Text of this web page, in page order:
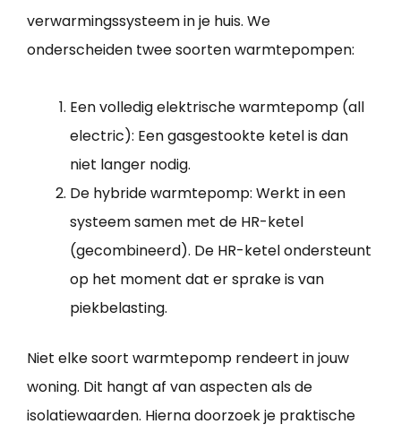
verwarmingssysteem in je huis. We
onderscheiden twee soorten warmtepompen:
Een volledig elektrische warmtepomp (all
electric): Een gasgestookte ketel is dan
niet langer nodig.
De hybride warmtepomp: Werkt in een
systeem samen met de HR-ketel
(gecombineerd). De HR-ketel ondersteunt
op het moment dat er sprake is van
piekbelasting.
Niet elke soort warmtepomp rendeert in jouw
woning. Dit hangt af van aspecten als de
isolatiewaarden. Hierna doorzoek je praktische